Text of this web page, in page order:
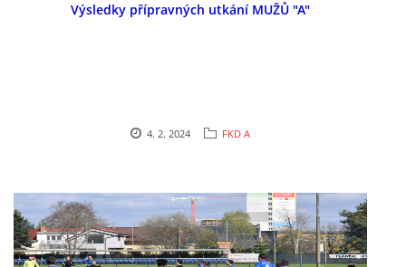
FKD, z.s.
© 2026 eStránky.cz |RSS
Výsledky přípravných utkání MUŽŮ "A"
4. 2. 2024 FKD A